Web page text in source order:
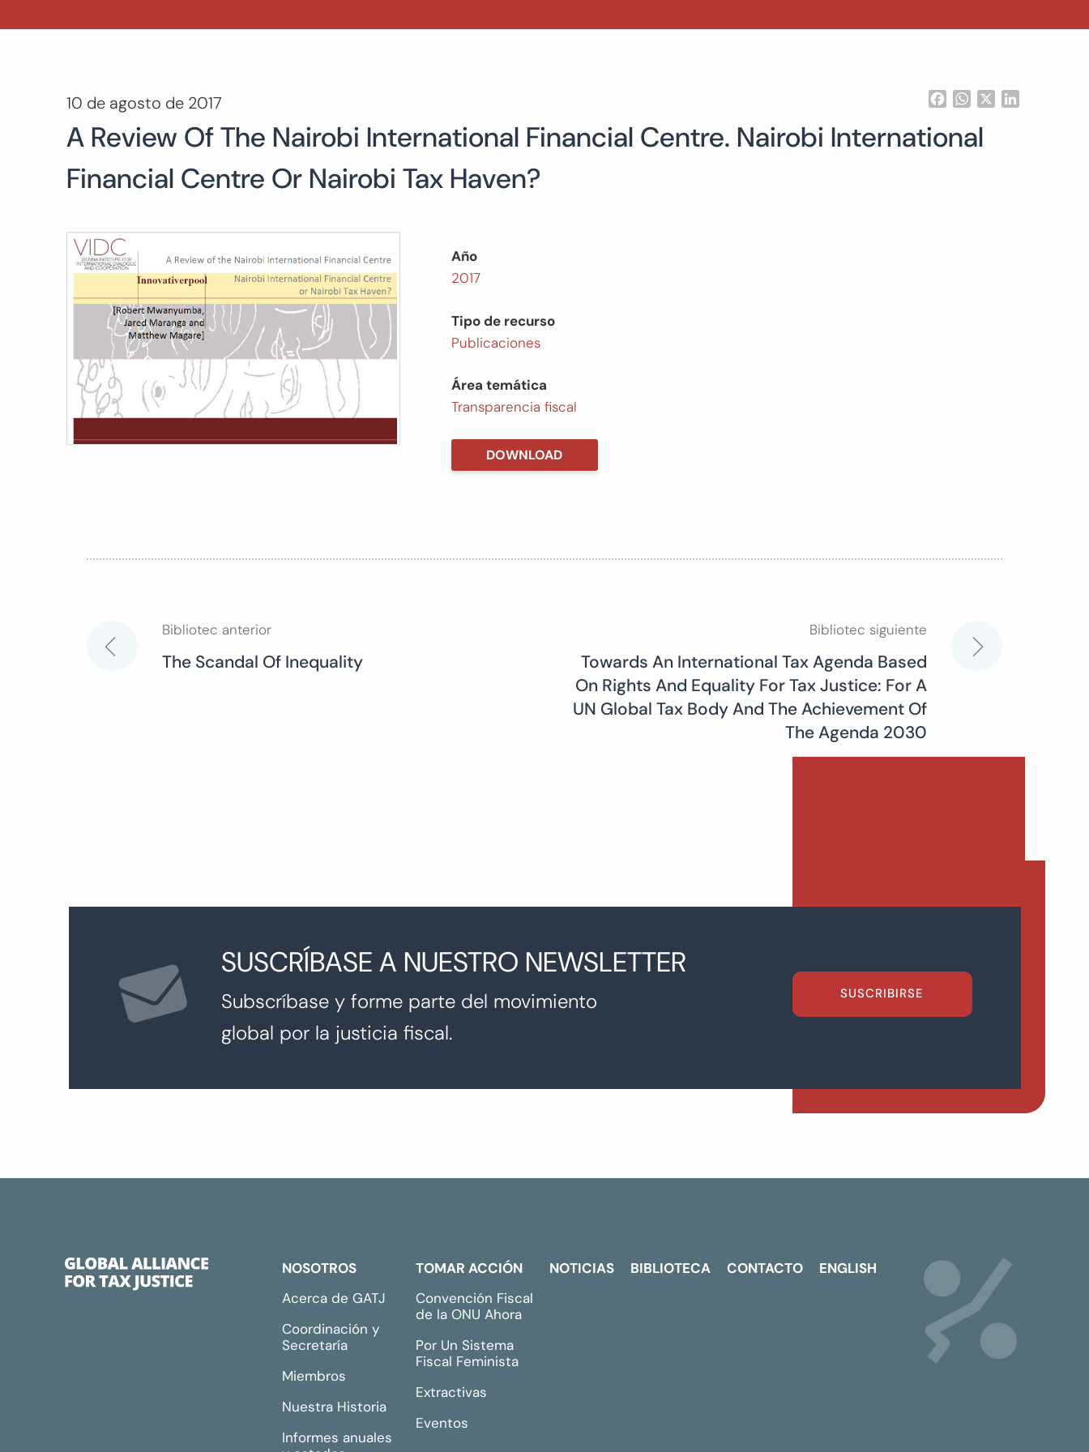
10 de agosto de 2017 FacebookWhatsApp
A Review Of The Nairobi International Financial Centre. Nairobi International
Financial Centre Or Nairobi Tax Haven?
Año
2017
Tipo de recurso
Publicaciones
Área temática
Transparencia fiscal
DOWNLOAD
Navegación
Bibliotec anterior
The Scandal Of Inequality
Bibliotec siguiente
Towards An International Tax Agenda Based
On Rights And Equality For Tax Justice: For A
UN Global Tax Body And The Achievement Of
The Agenda 2030
SUSCRÍBASE A NUESTRO NEWSLETTER
Subscríbase y forme parte del movimiento
global por la justicia fiscal.
SUSCRIBIRSE
NOSOTROS
Acerca de GATJ
Coordinación y
Secretaría
Miembros
Nuestra Historia
Informes anuales
TOMAR ACCIÓN
Convención Fiscal
de la ONU Ahora
Por Un Sistema
Fiscal Feminista
Extractivas
Eventos
NOTICIAS BIBLIOTECA CONTACTO ENGLISH